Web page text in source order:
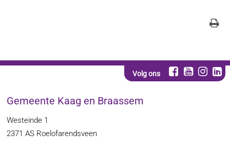
Volg ons
Gemeente Kaag en Braassem
Westeinde 1
2371 AS Roelofarendsveen